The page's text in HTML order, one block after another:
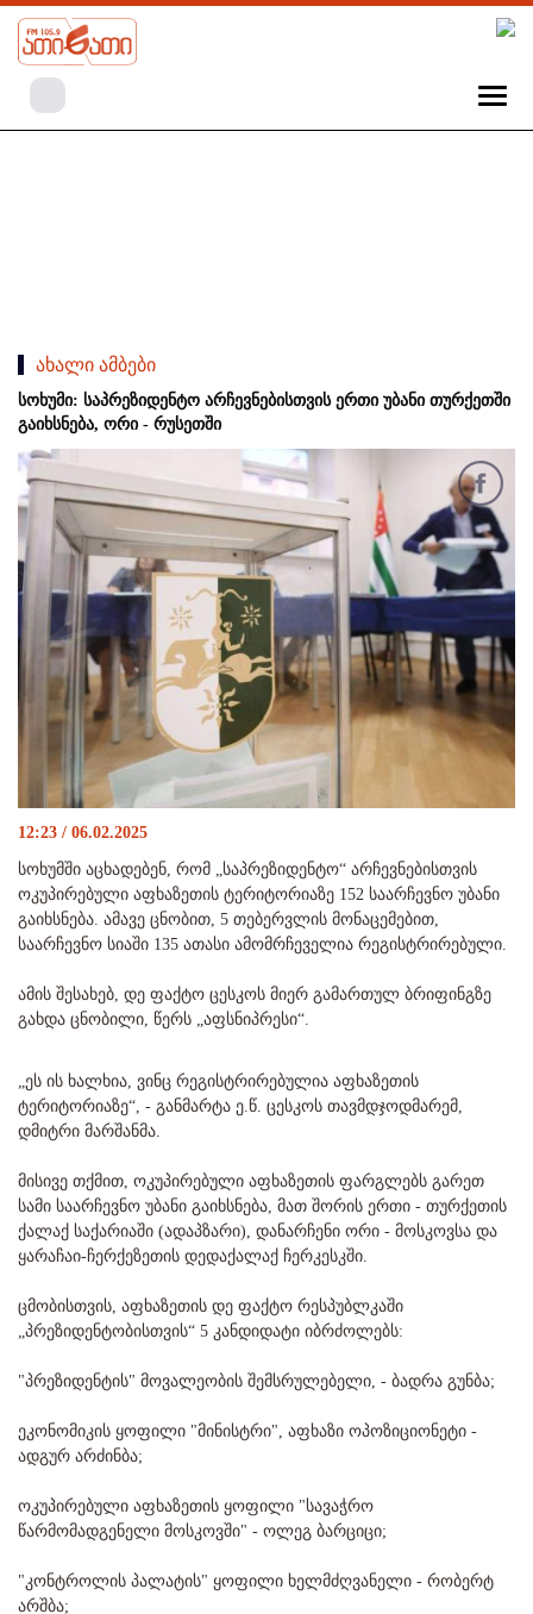
ახალი ამბები
სოხუმი: საპრეზიდენტო არჩევნებისთვის ერთი უბანი თურქეთში
გაიხსნება, ორი - რუსეთში
12:23 / 06.02.2025
სოხუმში აცხადებენ, რომ „საპრეზიდენტო“ არჩევნებისთვის
ოკუპირებული აფხაზეთის ტერიტორიაზე 152 საარჩევნო უბანი
გაიხსნება. ამავე ცნობით, 5 თებერვლის მონაცემებით,
საარჩევნო სიაში 135 ათასი ამომრჩეველია რეგისტრირებული.
ამის შესახებ, დე ფაქტო ცესკოს მიერ გამართულ ბრიფინგზე
გახდა ცნობილი, წერს „აფსნიპრესი“.
„ეს ის ხალხია, ვინც რეგისტრირებულია აფხაზეთის
ტერიტორიაზე“, - განმარტა ე.წ. ცესკოს თავმდჯოდმარემ,
დმიტრი მარშანმა.
მისივე თქმით, ოკუპირებული აფხაზეთის ფარგლებს გარეთ
სამი საარჩევნო უბანი გაიხსნება, მათ შორის ერთი - თურქეთის
ქალაქ საქარიაში (ადაპზარი), დანარჩენი ორი - მოსკოვსა და
ყარაჩაი-ჩერქეზეთის დედაქალაქ ჩერკესკში.
ცმობისთვის, აფხაზეთის დე ფაქტო რესპუბლკაში
„პრეზიდენტობისთვის“ 5 კანდიდატი იბრძოლებს:
"პრეზიდენტის" მოვალეობის შემსრულებელი, - ბადრა გუნბა;
ეკონომიკის ყოფილი "მინისტრი", აფხაზი ოპოზიციონეტი -
ადგურ არძინბა;
ოკუპირებული აფხაზეთის ყოფილი "სავაჭრო
წარმომადგენელი მოსკოვში" - ოლეგ ბარციცი;
"კონტროლის პალატის" ყოფილი ხელმძღვანელი - რობერტ
არშბა;